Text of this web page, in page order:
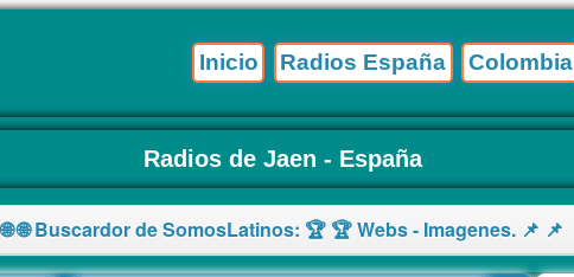
Inicio Radios España Colombia
Radios de Jaen - España
🌐 🌐 Buscardor de SomosLatinos: 🏆 🏆 Webs - Imagenes. 📌 📌